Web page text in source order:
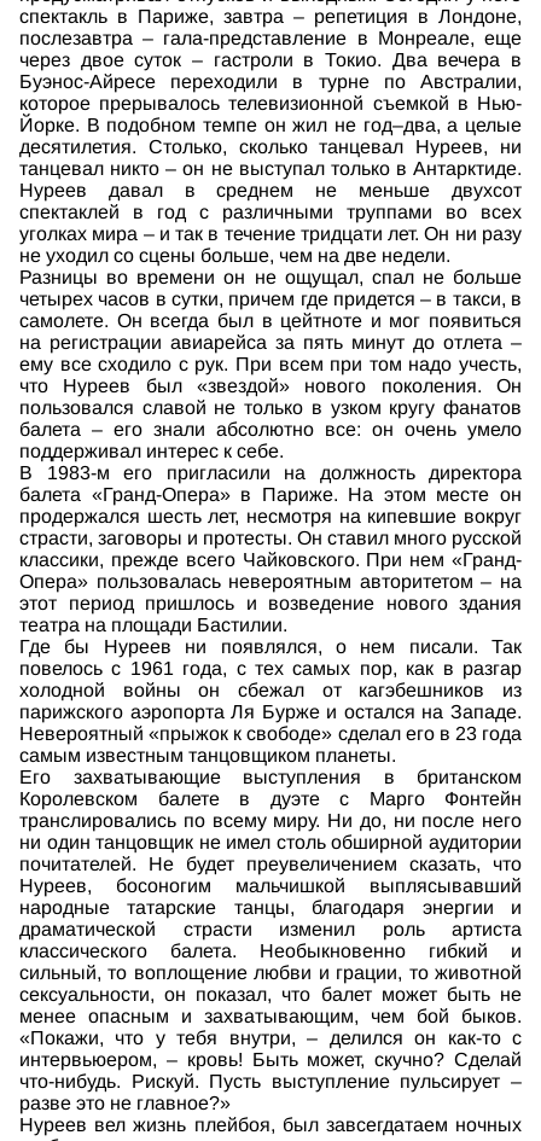
спектакль в Париже, завтра – репетиция в Лондоне,
послезавтра – гала-представление в Монреале, еще
через двое суток – гастроли в Токио. Два вечера в
Буэнос-Айресе переходили в турне по Австралии,
которое прерывалось телевизионной съемкой в Нью-
Йорке. В подобном темпе он жил не год–два, а целые
десятилетия. Столько, сколько танцевал Нуреев, ни
танцевал никто – он не выступал только в Антарктиде.
Нуреев давал в среднем не меньше двухсот
спектаклей в год с различными труппами во всех
уголках мира – и так в течение тридцати лет. Он ни разу
не уходил со сцены больше, чем на две недели.
Разницы во времени он не ощущал, спал не больше
четырех часов в сутки, причем где придется – в такси, в
самолете. Он всегда был в цейтноте и мог появиться
на регистрации авиарейса за пять минут до отлета –
ему все сходило с рук. При всем при том надо учесть,
что Нуреев был «звездой» нового поколения. Он
пользовался славой не только в узком кругу фанатов
балета – его знали абсолютно все: он очень умело
поддерживал интерес к себе.
В 1983-м его пригласили на должность директора
балета «Гранд-Опера» в Париже. На этом месте он
продержался шесть лет, несмотря на кипевшие вокруг
страсти, заговоры и протесты. Он ставил много русской
классики, прежде всего Чайковского. При нем «Гранд-
Опера» пользовалась невероятным авторитетом – на
этот период пришлось и возведение нового здания
театра на площади Бастилии.
Где бы Нуреев ни появлялся, о нем писали. Так
повелось с 1961 года, с тех самых пор, как в разгар
холодной войны он сбежал от кагэбешников из
парижского аэропорта Ля Бурже и остался на Западе.
Невероятный «прыжок к свободе» сделал его в 23 года
самым известным танцовщиком планеты.
Его захватывающие выступления в британском
Королевском балете в дуэте с Марго Фонтейн
транслировались по всему миру. Ни до, ни после него
ни один танцовщик не имел столь обширной аудитории
почитателей. Не будет преувеличением сказать, что
Нуреев, босоногим мальчишкой выплясывавший
народные татарские танцы, благодаря энергии и
драматической страсти изменил роль артиста
классического балета. Необыкновенно гибкий и
сильный, то воплощение любви и грации, то животной
сексуальности, он показал, что балет может быть не
менее опасным и захватывающим, чем бой быков.
«Покажи, что у тебя внутри, – делился он как-то с
интервьюером, – кровь! Быть может, скучно? Сделай
что-нибудь. Рискуй. Пусть выступление пульсирует –
разве это не главное?»
Нуреев вел жизнь плейбоя, был завсегдатаем ночных